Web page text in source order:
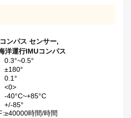
ンパス センサー,
洋運行IMUコンパス
0.3°~0.5°
±180°
0.1°
<0>
-40°C~+85°C
+/-85°
≥40000時間/時間